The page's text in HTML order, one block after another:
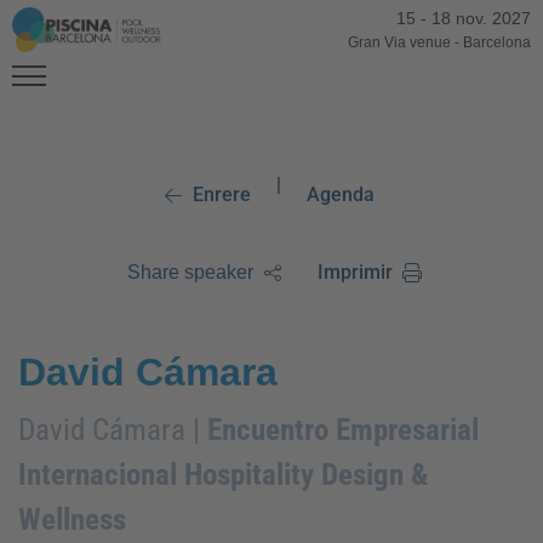
15 - 18 nov. 2027
Gran Via venue - Barcelona
Enrere | Agenda
Share speaker Imprimir
David Cámara
David Cámara | Encuentro Empresarial
Internacional Hospitality Design &
Wellness